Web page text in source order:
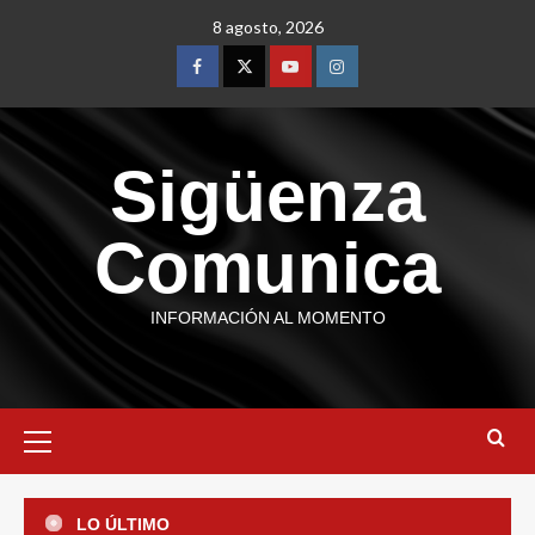
8 agosto, 2026
Sigüenza
Comunica
INFORMACIÓN AL MOMENTO
LO ÚLTIMO